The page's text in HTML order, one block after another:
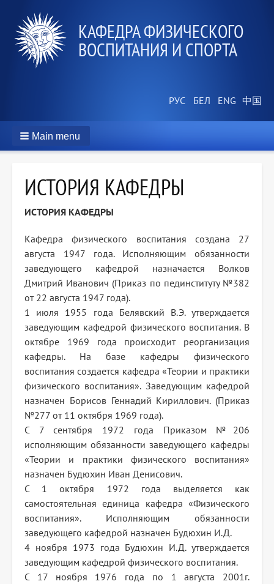
КАФЕДРА ФИЗИЧЕСКОГО
ВОСПИТАНИЯ И СПОРТА
Main menu
ИСТОРИЯ КАФЕДРЫ
ИСТОРИЯ КАФЕДРЫ
Кафедра физического воспитания создана 27
августа 1947 года. Исполняющим обязанности
заведующего кафедрой назначается Волков
Дмитрий Иванович (Приказ по пединституту №382
от 22 августа 1947 года).
1 июля 1955 года Белявский В.Э. утверждается
заведующим кафедрой физического воспитания. В
октябре 1969 года происходит реорганизация
кафедры. На базе кафедры физического
воспитания создается кафедра «Теории и практики
физического воспитания». Заведующим кафедрой
назначен Борисов Геннадий Кириллович. (Приказ
№277 от 11 октября 1969 года).
С 7 сентября 1972 года Приказом №206
исполняющим обязанности заведующего кафедры
«Теории и практики физического воспитания»
назначен Будюхин Иван Денисович.
С 1 октября 1972 года выделяется как
самостоятельная единица кафедра «Физического
воспитания». Исполняющим обязанности
заведующего кафедрой назначен Будюхин И.Д.
4 ноября 1973 года Будюхин И.Д. утверждается
заведующим кафедрой физического воспитания.
С 17 ноября 1976 года по 1 августа 2001г.